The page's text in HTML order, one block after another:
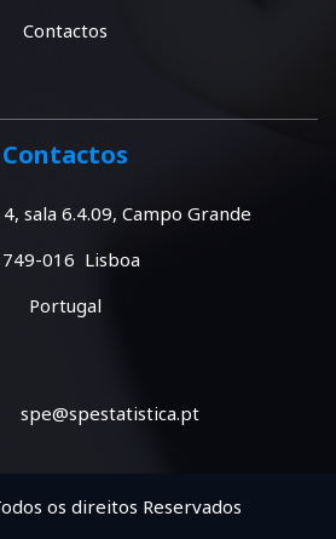
Contactos
Contactos
sala 6.4.09, Campo Grande
016 Lisboa
Portugal
spe@spestatistica.pt
os direitos Reservados